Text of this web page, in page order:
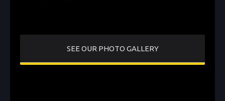
SEE OUR PHOTO GALLERY